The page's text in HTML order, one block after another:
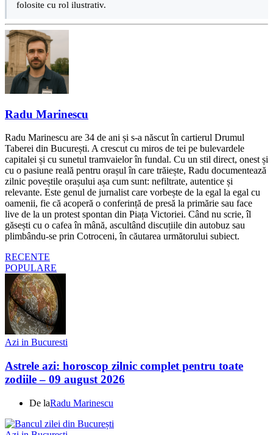
folosite cu rol ilustrativ.
Radu Marinescu
Radu Marinescu are 34 de ani și s-a născut în cartierul Drumul
Taberei din București. A crescut cu miros de tei pe bulevardele
capitalei și cu sunetul tramvaielor în fundal. Cu un stil direct, onest și
cu o pasiune reală pentru orașul în care trăiește, Radu documentează
zilnic poveștile orașului așa cum sunt: nefiltrate, autentice și
relevante. Este genul de jurnalist care vorbește de la egal la egal cu
oamenii, fie că acoperă o conferință de presă la primărie sau face
live de la un protest spontan din Piața Victoriei. Când nu scrie, îl
găsești cu o cafea în mână, ascultând discuțiile din autobuz sau
plimbându-se prin Cotroceni, în căutarea următorului subiect.
RECENTE
POPULARE
Azi in Bucuresti
Astrele azi: horoscop zilnic complet pentru toate
zodiile – 09 august 2026
De laRadu Marinescu